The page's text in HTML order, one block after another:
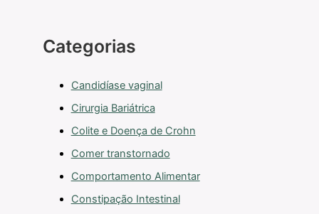
Categorias
Candidíase vaginal
Cirurgia Bariátrica
Colite e Doença de Crohn
Comer transtornado
Comportamento Alimentar
Constipação Intestinal